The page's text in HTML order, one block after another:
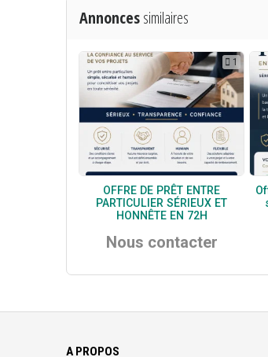
Annoncessimilaires
1
OFFRE DE PRÊT ENTRE
PARTICULIER SÉRIEUX ET
HONNÊTE EN 72H
Nous contacter
A PROPOS